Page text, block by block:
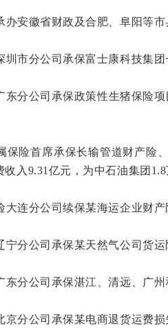
安徽省财政及合肥、阜阳等
市分公司承保富士康科技集
分公司承保政策性生猪保险
保险首席承保长输管道财产险
收入9.31亿元，为中石油集团
连分公司续保某海运企业财
分公司承保某天然气公司货
分公司承保湛江、清远、广
分公司承保某电商退货运费